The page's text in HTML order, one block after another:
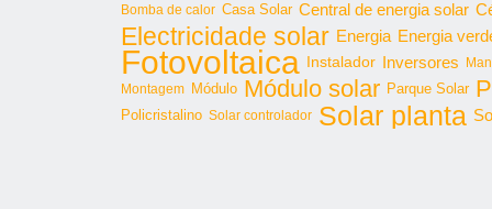
Bomba de calor Casa Solar Central de energia solar
Electricidade solar Energia Energia
Fotovoltaica Instalador Inversores
Montagem Módulo Módulo solar Parque Solar
Policristalino Solar controlador Solar planta